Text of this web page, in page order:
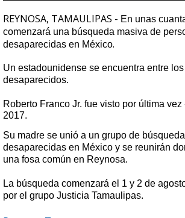
seconds
of
1
minute,
REYNOSA, TAMAULIPAS - En unas
comenzará una búsqueda masiva de
desaparecidas en México.
Un estadounidense se encuentra entre
desaparecidos.
Roberto Franco Jr. fue visto por última vez
2017.
Su madre se unió a un grupo de
desaparecidas en México y se reunirán
una fosa común en Reynosa.
La búsqueda comenzará el 1 y 2 de
por el grupo Justicia Tamaulipas.